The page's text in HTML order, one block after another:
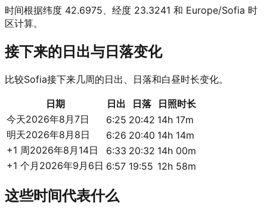
时间根据纬度 42.6975、经度 23.3241 和 Europe/Sofia 时
区计算。
接下来的日出与日落变化
比较Sofia接下来几周的日出、日落和白昼时长变化。
日期 日出 日落
日照时长
今天2026年8月7日 6:25 20:42 14h 17m
明天2026年8月8日 6:26 20:40 14h 14m
+1 周2026年8月14日 6:33 20:32 14h 00m
+1 个月 2026年9月6日 6:57 19:55 12h 58m
这些时间代表什么